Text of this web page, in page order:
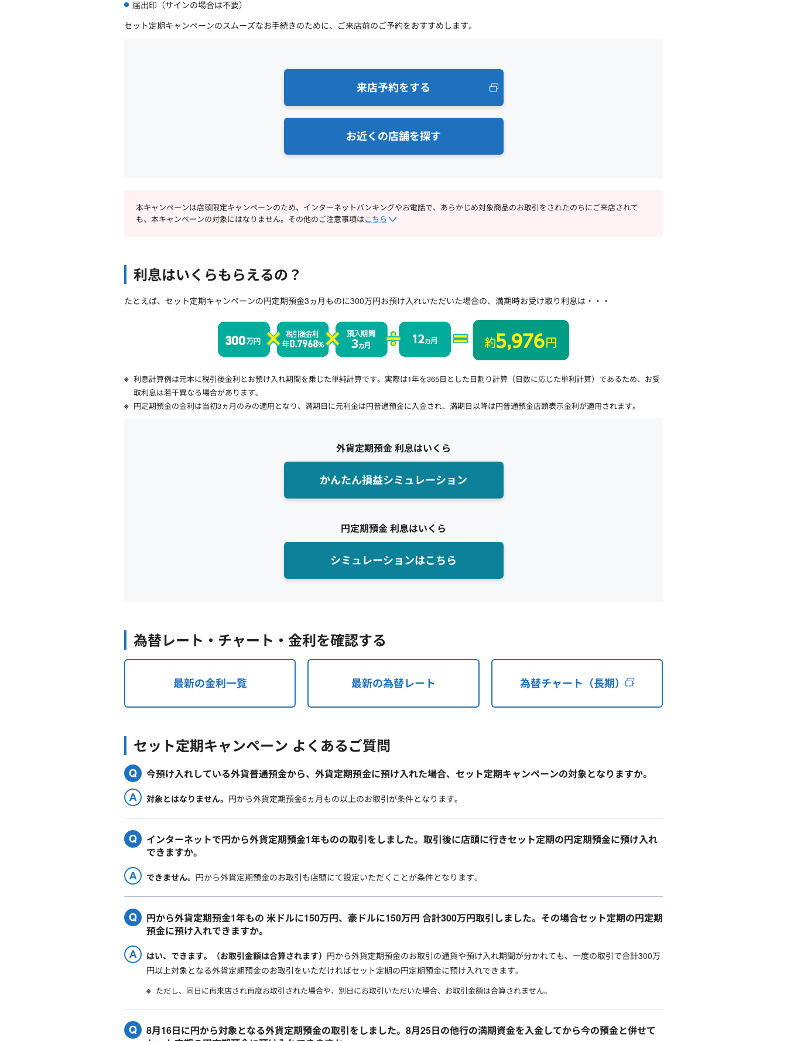
届出印（サインの場合は不要）
セット定期キャンペーンのスムーズなお手続きのために、ご来店前のご予約をおすすめします。
来店予約をする
お近くの店舗を探す
本キャンペーンは店頭限定キャンペーンのため、インターネットバンキングやお電話で、あらかじめ対象商品のお取引をされたのちにご来店されて
も、本キャンペーンの対象にはなりません。その他のご注意事項はこちら
利息はいくらもらえるの？
たとえば、セット定期キャンペーンの円定期預金3ヵ月ものに300万円お預け入れいただいた場合の、満期時お受け取り利息は・・・
利息計算例は元本に税引後金利とお預け入れ期間を乗じた単純計算です。実際は1年を365日とした日割り計算（日数に応じた単利計算）であるため、お受
取利息は若干異なる場合があります。
円定期預金の金利は当初3ヵ月のみの適用となり、満期日に元利金は円普通預金に入金され、満期日以降は円普通預金店頭表示金利が適用されます。
外貨定期預金 利息はいくら
かんたん損益シミュレーション
円定期預金 利息はいくら
シミュレーションはこちら
為替レート・チャート・金利を確認する
最新の金利一覧 最新の為替レート 為替チャート（長期）
セット定期キャンペーン よくあるご質問
今預け入れしている外貨普通預金から、外貨定期預金に預け入れた場合、セット定期キャンペーンの対象となりますか。
対象とはなりません。 円から外貨定期預金6ヵ月もの以上のお取引が条件となります。
インターネットで円から外貨定期預金1年ものの取引をしました。取引後に店頭に行きセット定期の円定期預金に預け入れ
できますか。
できません。 円から外貨定期預金のお取引も店頭にて設定いただくことが条件となります。
円から外貨定期預金1年もの 米ドルに150万円、豪ドルに150万円 合計300万円取引しました。その場合セット定期の円定期
預金に預け入れできますか。
はい、できます。（お取引金額は合算されます） 円から外貨定期預金のお取引の通貨や預け入れ期間が分かれても、一度の取引で合計300万
円以上対象となる外貨定期預金のお取引をいただければセット定期の円定期預金に預け入れできます。
ただし、同日に再来店され再度お取引された場合や、別日にお取引いただいた場合、お取引金額は合算されません。
8月16日に円から対象となる外貨定期預金の取引をしました。8月25日の他行の満期資金を入金してから今の預金と併せて